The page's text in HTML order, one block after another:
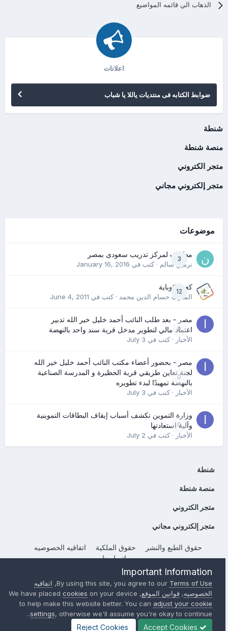
الذهاب الي قائمه المواضيع
اعلانات
ضوابط الكتابه فى منتديات ياللا يا شباب
شنطة
منصة شنطة
متجر الكتروني
متجر إلكتروني مجاني
موضوعات
3
مطلوب لمركز تدريب سعودى بمصر
نرمين سالم· كتب في January 16, 2016
12
كعب كوباية
المدرب حسام الدين محمد· كتب في June 4, 2011
0
مصر - بعد طلب النائب أحمد خليل خير الله تدبير
اعتماد مالي لتطوير مدخل قرية سند واحد بالنهضة
الأخبار· كتب في July 3
0
مصر - بحضور أعضاء مكتب النائب أحمد خليل خير الله
لجنة تعاين طريقي قرية الحظيرة و المدرسة الصناعية
بالنهضة تمهيدًا لبدء تطويره
الأخبار· كتب في July 3
0
وزارة التموين تكشف أسباب إيقاف البطاقات التموينية
وآلية استعادتها
الأخبار· كتب في July 2
شنطة
منصة شنطة
متجر الكتروني
متجر إلكتروني مجاني
حقوق الطبع والنشر حقوق الملكية
اتفاقيه الخصوصيه
إتصل بنا
Powered by Invision CommunityImportant Information
By using this site, you agree to ourTerms of Use
, اتفاقيه
الخصوصيه, قوانين الموقع, We have placed
cookies on your device
to help make this website better. You canadjust your cookie
settings , otherwise we'll assume you're okay to continue..
Accept Cookies